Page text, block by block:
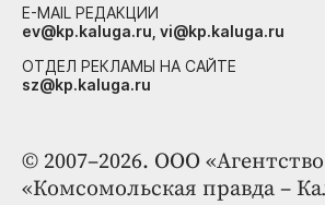
© 2007–2026. ООО «Агентство
«Комсомольская правда –
E-MAIL РЕДАКЦИИ
ev@kp.kaluga.ru, vi@kp.kaluga.ru
ОТДЕЛ РЕКЛАМЫ НА САЙТЕ
sz@kp.kaluga.ru